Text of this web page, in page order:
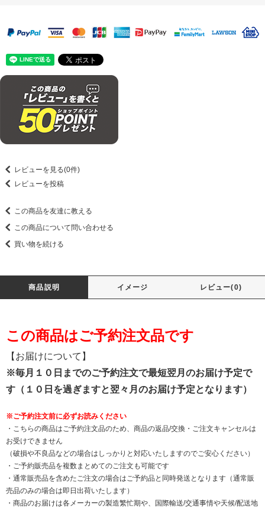
レビューを見る(0件)
レビューを投稿
この商品を友達に教える
この商品について問い合わせる
買い物を続ける
商品説明 イメージ レビュー(0)
この商品はご予約注文品です
【お届けについて】
※毎月１０日までのご予約注文で最短翌月のお届け予定で
す（１０日を過ぎますと翌々月のお届け予定となります）
※ご予約注文前に必ずお読みください
・こちらの商品はご予約注文品のため、商品の返品/交換・ご注文キャンセルは
お受けできません
（破損や不良品などの場合はしっかりと対応いたしますのでご安心ください）
・ご予約販売品を複数まとめてのご注文も可能です
・通常販売品を含めたご注文の場合はご予約品と同時発送となります（通常販
売品のみの場合は即日出荷いたします）
・商品のお届けは各メーカーの製造繁忙期や、国際輸送/交通事情や天候/配送地